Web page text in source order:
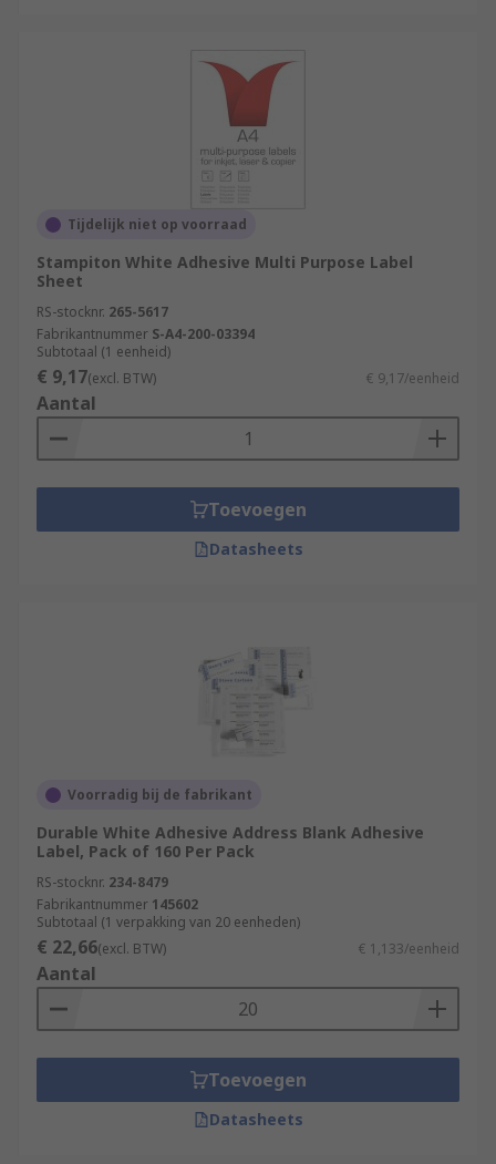
Tijdelijk niet op voorraad
Stampiton White Adhesive Multi Purpose Label
Sheet
RS-stocknr. 265-5617
Fabrikantnummer S-A4-200-03394
Subtotaal (1 eenheid)
€ 9,17(excl. BTW) € 9,17/eenheid
Aantal
Toevoegen
Datasheets
Voorradig bij de fabrikant
Durable White Adhesive Address Blank Adhesive
Label, Pack of 160 Per Pack
RS-stocknr. 234-8479
Fabrikantnummer 145602
Subtotaal (1 verpakking van 20 eenheden)
€ 22,66(excl. BTW) € 1,133/eenheid
Aantal
Toevoegen
Datasheets